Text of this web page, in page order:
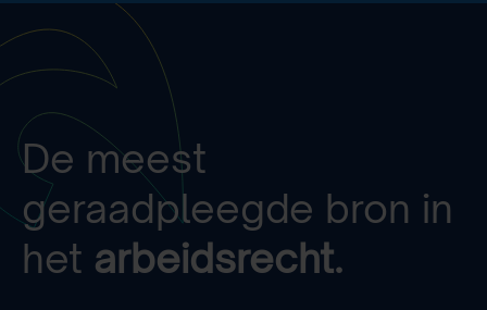
De meest
geraadpleegde bron in
het arbeidsrecht.